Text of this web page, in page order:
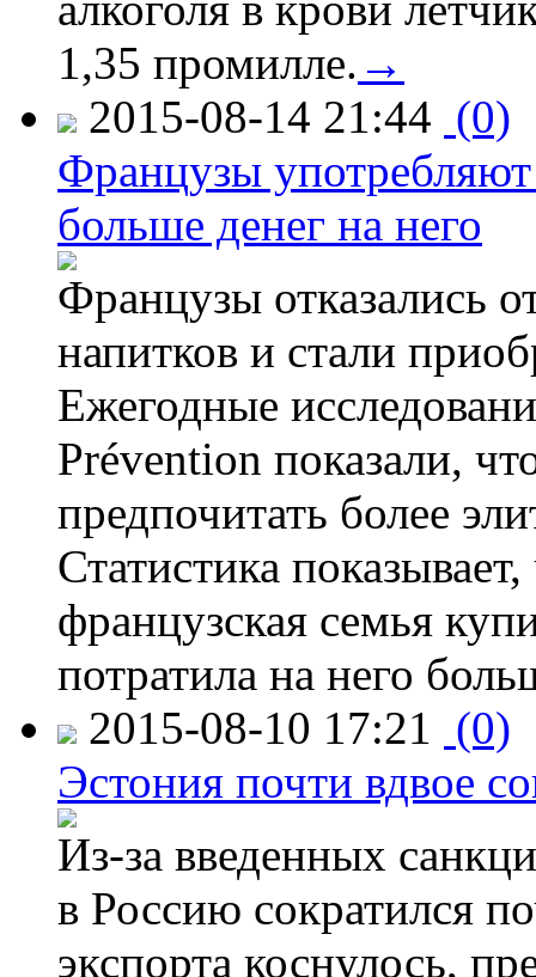
1,35 промилле. →
2015-08-14 21:44 (0)
Французы
больше денег на него
Французы отказались
напитков и стали
Ежегодные
Prévention показали,
предпочитать более
Статистика
французская семья
потратила на него
2015-08-10 17:21 (0)
Эстония почти вдвое
Из-за введенных
в Россию сократился
экспорта коснулось,